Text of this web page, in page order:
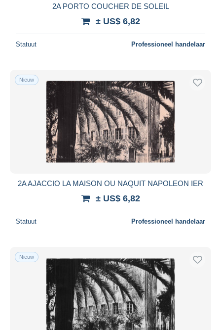
2A PORTO COUCHER DE SOLEIL
± US$ 6,82
Statuut Professioneel handelaar
Nieuw
2A AJACCIO LA MAISON OU NAQUIT NAPOLEON IER
± US$ 6,82
Statuut Professioneel handelaar
Nieuw